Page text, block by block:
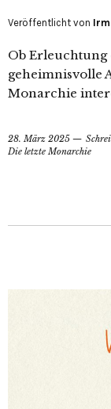
Veröffentlicht von
Ob Erleuchtung
geheimnisvolle
Monarchie
28. März 2025
Die letzte Monarchie